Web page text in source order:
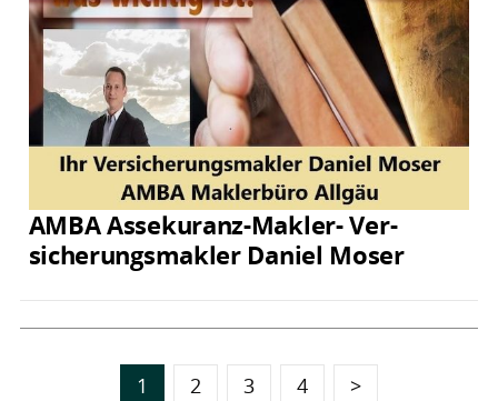
AMBA Assekuranz-Makler- Ver­
sicherungs­makler Daniel Moser
1 2 3 4 >